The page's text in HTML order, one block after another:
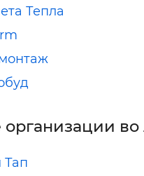
Тепла
во
Тап